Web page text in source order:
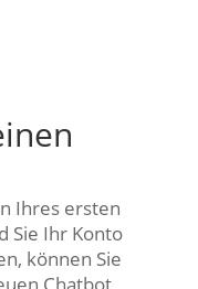
Ihres ersten
Sie Ihr Konto
können Sie